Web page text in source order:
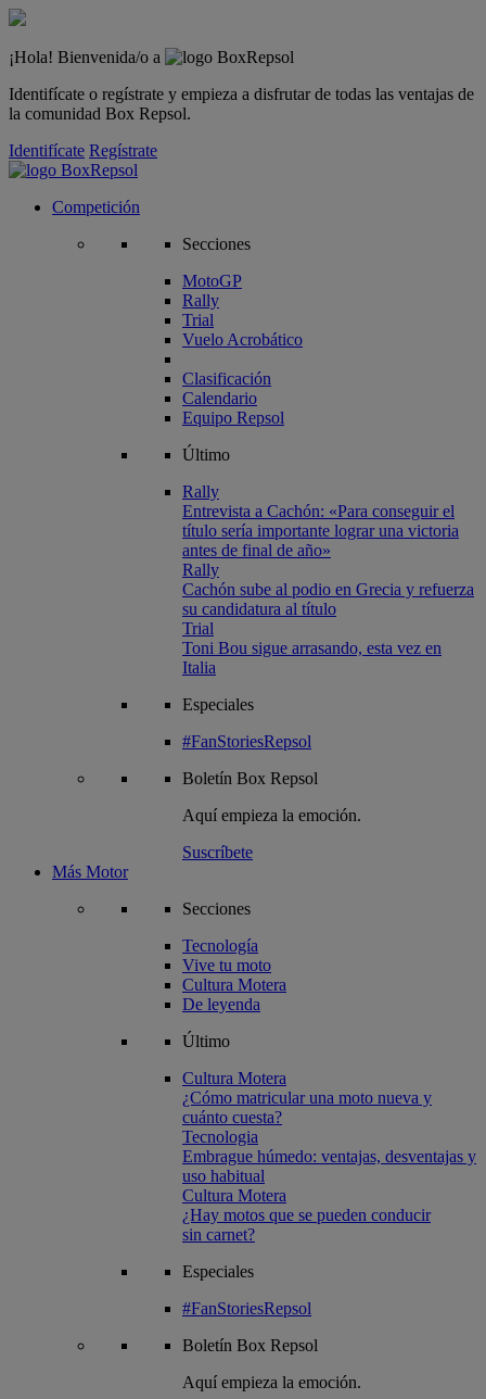
¡Hola! Bienvenida/o a
Identifícate o regístrate y empieza a disfrutar de todas las ventajas de
la comunidad Box Repsol.
Identifícate Regístrate
Competición
Secciones
MotoGP
Rally
Trial
Vuelo Acrobático
Clasificación
Calendario
Equipo Repsol
Último
Rally
Entrevista a Cachón: «Para conseguir el
título sería importante lograr una victoria
antes de final de año»
Rally
Cachón sube al podio en Grecia y refuerza
su candidatura al título
Trial
Toni Bou sigue arrasando, esta vez en
Italia
Especiales
#FanStoriesRepsol
Boletín Box Repsol
Aquí empieza la emoción.
Suscríbete
Más Motor
Secciones
Tecnología
Vive tu moto
Cultura Motera
De leyenda
Último
Cultura Motera
¿Cómo matricular una moto nueva y
cuánto cuesta?
Tecnologia
Embrague húmedo: ventajas, desventajas y
uso habitual
Cultura Motera
¿Hay motos que se pueden conducir
sin carnet?
Especiales
#FanStoriesRepsol
Boletín Box Repsol
Aquí empieza la emoción.